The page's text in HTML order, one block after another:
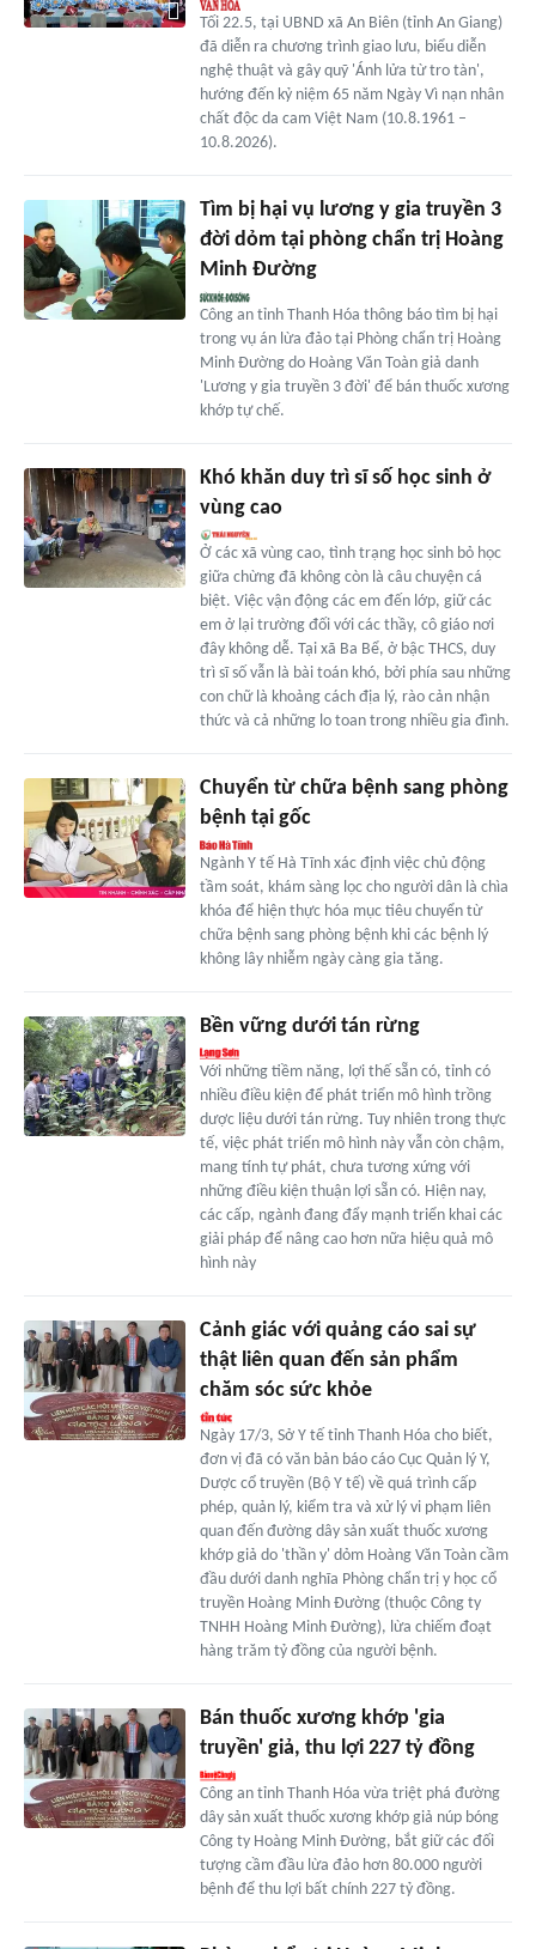
Tối 22.5, tại UBND xã An Biên (tỉnh An Giang)
đã diễn ra chương trình giao lưu, biểu diễn
nghệ thuật và gây quỹ 'Ánh lửa từ tro tàn',
hướng đến kỷ niệm 65 năm Ngày Vì nạn nhân
chất độc da cam Việt Nam (10.8.1961 –
10.8.2026).
Tìm bị hại vụ lương y gia truyền 3
đời dỏm tại phòng chẩn trị Hoàng
Minh Đường
Công an tỉnh Thanh Hóa thông báo tìm bị hại
trong vụ án lừa đảo tại Phòng chẩn trị Hoàng
Minh Đường do Hoàng Văn Toàn giả danh
'Lương y gia truyền 3 đời' để bán thuốc xương
khớp tự chế.
Khó khăn duy trì sĩ số học sinh ở
vùng cao
Ở các xã vùng cao, tình trạng học sinh bỏ học
giữa chừng đã không còn là câu chuyện cá
biệt. Việc vận động các em đến lớp, giữ các
em ở lại trường đối với các thầy, cô giáo nơi
đây không dễ. Tại xã Ba Bể, ở bậc THCS, duy
trì sĩ số vẫn là bài toán khó, bởi phía sau những
con chữ là khoảng cách địa lý, rào cản nhận
thức và cả những lo toan trong nhiều gia đình.
Chuyển từ chữa bệnh sang phòng
bệnh tại gốc
Ngành Y tế Hà Tĩnh xác định việc chủ động
tầm soát, khám sàng lọc cho người dân là chìa
khóa để hiện thực hóa mục tiêu chuyển từ
chữa bệnh sang phòng bệnh khi các bệnh lý
không lây nhiễm ngày càng gia tăng.
Bền vững dưới tán rừng
Với những tiềm năng, lợi thế sẵn có, tỉnh có
nhiều điều kiện để phát triển mô hình trồng
dược liệu dưới tán rừng. Tuy nhiên trong thực
tế, việc phát triển mô hình này vẫn còn chậm,
mang tính tự phát, chưa tương xứng với
những điều kiện thuận lợi sẵn có. Hiện nay,
các cấp, ngành đang đẩy mạnh triển khai các
giải pháp để nâng cao hơn nữa hiệu quả mô
hình này
Cảnh giác với quảng cáo sai sự
thật liên quan đến sản phẩm
chăm sóc sức khỏe
Ngày 17/3, Sở Y tế tỉnh Thanh Hóa cho biết,
đơn vị đã có văn bản báo cáo Cục Quản lý Y,
Dược cổ truyền (Bộ Y tế) về quá trình cấp
phép, quản lý, kiểm tra và xử lý vi phạm liên
quan đến đường dây sản xuất thuốc xương
khớp giả do 'thần y' dỏm Hoàng Văn Toàn cầm
đầu dưới danh nghĩa Phòng chẩn trị y học cổ
truyền Hoàng Minh Đường (thuộc Công ty
TNHH Hoàng Minh Đường), lừa chiếm đoạt
hàng trăm tỷ đồng của người bệnh.
Bán thuốc xương khớp 'gia
truyền' giả, thu lợi 227 tỷ đồng
Công an tỉnh Thanh Hóa vừa triệt phá đường
dây sản xuất thuốc xương khớp giả núp bóng
Công ty Hoàng Minh Đường, bắt giữ các đối
tượng cầm đầu lừa đảo hơn 80.000 người
bệnh để thu lợi bất chính 227 tỷ đồng.